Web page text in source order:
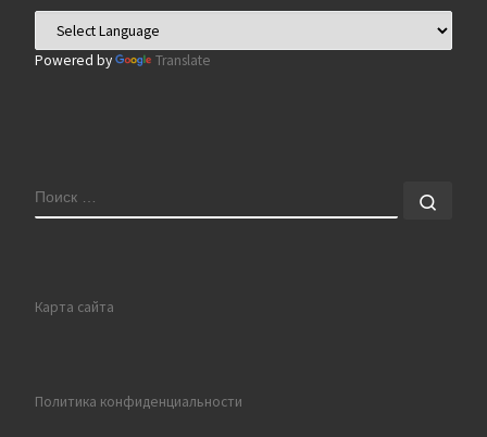
Powered by Translate
ПОИСК
Карта сайта
Политика конфиденциальности